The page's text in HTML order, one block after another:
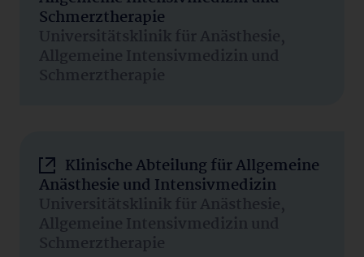
Schmerztherapie
Universitätsklinik für Anästhesie,
Allgemeine Intensivmedizin und
Schmerztherapie
Klinische Abteilung für Allgemeine
Anästhesie und Intensivmedizin
Universitätsklinik für Anästhesie,
Allgemeine Intensivmedizin und
Schmerztherapie